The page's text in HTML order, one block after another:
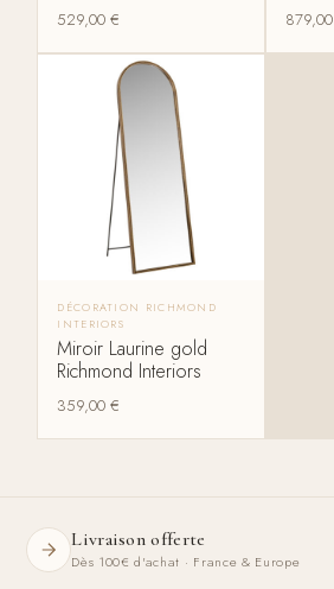
529,00€ 879,00
DÉCORATION RICHMOND
INTERIORS
Miroir Laurine gold
Richmond Interiors
359,00€
Livraison offerte
Dès 100€ d'achat · France & Europe